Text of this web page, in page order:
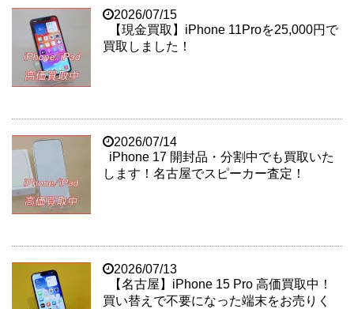
2026/07/15
【現金買取】iPhone 11Proを25,000円で
買取しました！
2026/07/14
iPhone 17 開封品・分割中でも買取いた
します！名古屋でスピーカー査定！
2026/07/13
【名古屋】iPhone 15 Pro 高価買取中！
買い替えで不要になった端末をお売りく